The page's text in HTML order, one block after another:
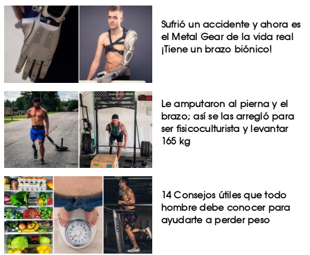
Sufrió un accidente y ahora es
el Metal Gear de la vida real
¡Tiene un brazo biónico!
Le amputaron al pierna y el
brazo; así se las arregló para
ser fisicoculturista y levantar
165 kg
14 Consejos útiles que todo
hombre debe conocer para
ayudarte a perder peso